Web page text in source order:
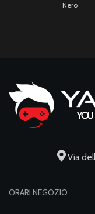
Nero
Via
ORARI NEGOZIO